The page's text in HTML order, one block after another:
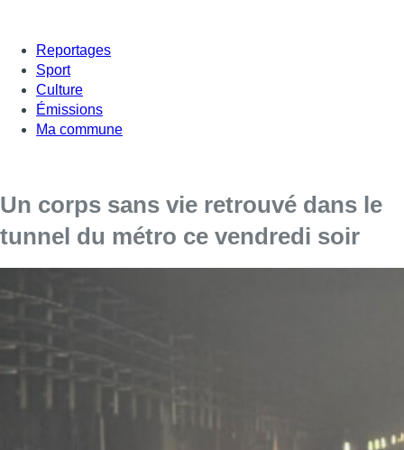
Reportages
Sport
Culture
Émissions
Ma commune
Un corps sans vie retrouvé dans le
tunnel du métro ce vendredi soir